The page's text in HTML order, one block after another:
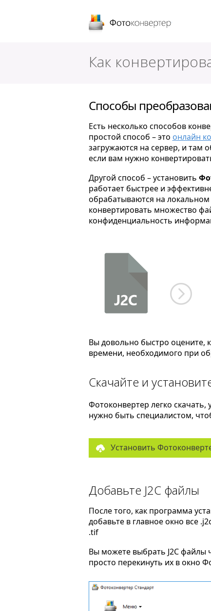
Как
Способы
Есть несколько способов
простой способ – это онлайн
загружаются на сервер, и там
если вам нужно
Другой способ – установить
работает быстрее и
обрабатываются на
конвертировать множество
конфиденциальность
Вы довольно быстро оцените,
времени, необходимого при
Скачайте и
Фотоконвертер легко скачать,
нужно быть специалистом,
Установить
Добавьте J2C файлы
После того, как программа
добавьте в главное окно все
.tif
Вы можете выбрать J2C файлы
просто перекинуть их в окно